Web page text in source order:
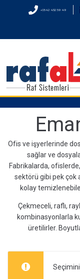
+0542 432 59 49
Ofis ve işyerlerinde
sağlar ve
Fabrikalarda,
sektörü gibi pek çok
kolay
Çekmeceli, raflı,
kombinasyonlarla
üretilirler.